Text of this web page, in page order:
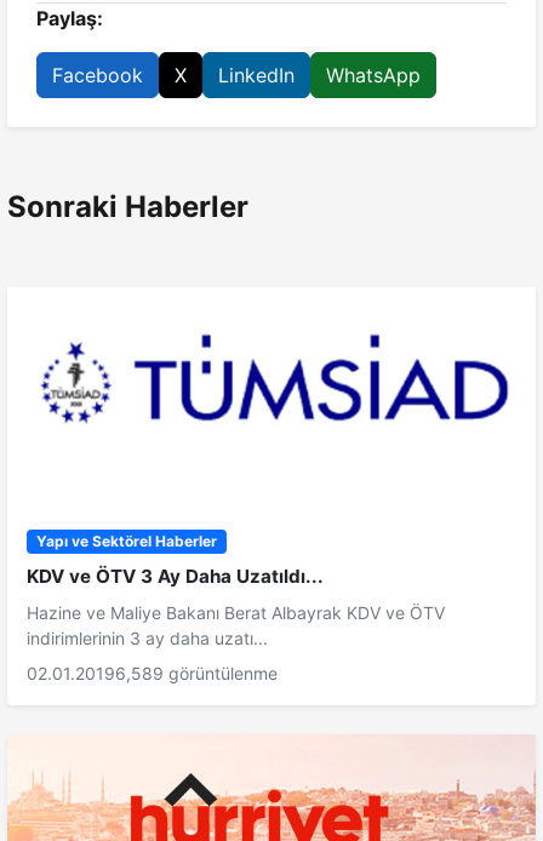
Paylaş:
Facebook X LinkedIn WhatsApp
Sonraki Haberler
Yapı ve Sektörel Haberler
KDV ve ÖTV 3 Ay Daha Uzatıldı...
Hazine ve Maliye Bakanı Berat Albayrak KDV ve ÖTV
indirimlerinin 3 ay daha uzatı...
02.01.20196,589 görüntülenme